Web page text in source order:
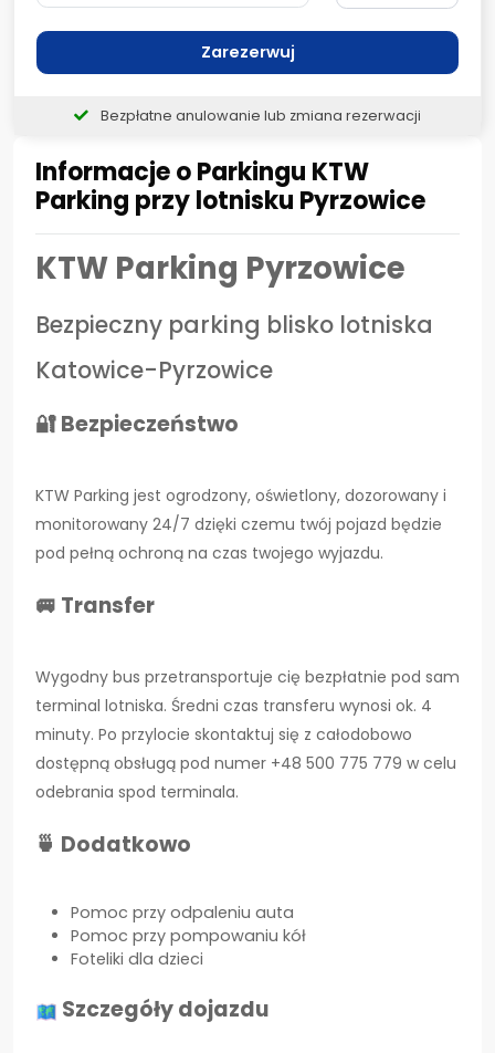
Informacje o Parkingu KTW
Parking przy lotnisku Pyrzowice
KTW Parking Pyrzowice
Bezpieczny parking blisko lotniska
Katowice-Pyrzowice
🔐 Bezpieczeństwo
KTW Parking jest ogrodzony, oświetlony, dozorowany i
monitorowany 24/7 dzięki czemu twój pojazd będzie
pod pełną ochroną na czas twojego wyjazdu.
🚐 Transfer
Wygodny bus przetransportuje cię bezpłatnie pod sam
terminal lotniska. Średni czas transferu wynosi ok. 4
minuty. Po przylocie skontaktuj się z całodobowo
dostępną obsługą pod numer +48 500 775 779 w celu
odebrania spod terminala.
🍵 Dodatkowo
Pomoc przy odpaleniu auta
Pomoc przy pompowaniu kół
Foteliki dla dzieci
Szczegóły dojazdu
Zarezerwuj
Bezpłatne anulowanie lub zmiana rezerwacji